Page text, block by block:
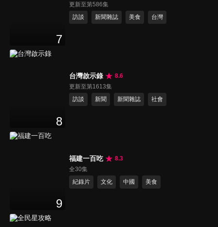
7
更新至第586集
訪談
新聞雜誌 美食 台灣
8
台灣啟示錄
8.6
更新至第1613集
訪談
新聞 新聞雜誌 社會
9
福建一百吃
8.3
全30集
紀錄片
文化 中國 美食